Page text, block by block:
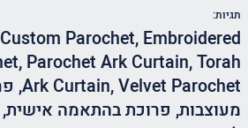
תגיות:
Custom Parochet, Embroidered
, Parochet Ark Curtain,Torah
Ark Curtain,Velvet Parochet
,
מעוצבות, פרוכת בהתאמה אישית,